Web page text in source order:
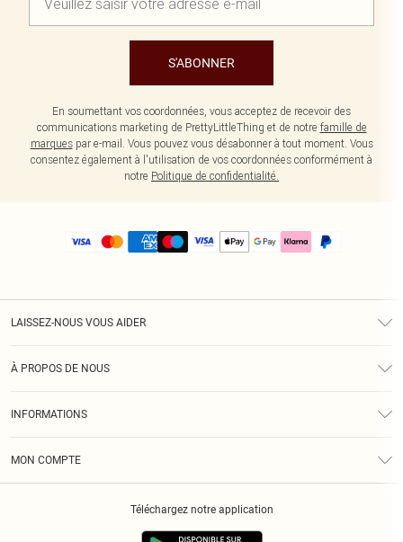
S'ABONNER
En soumettant vos coordonnées, vous acceptez de recevoir des
communications marketing de PrettyLittleThing et de notre famille de
marquespar e-mail. Vous pouvez vous désabonner à tout moment. Vous
consentez également à l'utilisation de vos coordonnées conformément à
notre Politique de confidentialité.
LAISSEZ-NOUS VOUS AIDER
À PROPOS DE NOUS
INFORMATIONS
MON COMPTE
Téléchargez notre application